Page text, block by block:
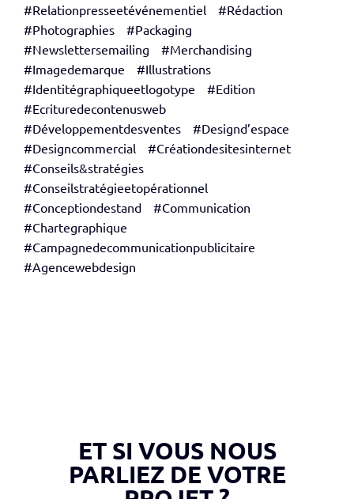
#Relationpresseetévénementiel
#Rédaction
#Photographies
#Packaging
#Newslettersemailing
#Merchandising
#Imagedemarque
#Illustrations
#Identitégraphiqueetlogotype
#Edition
#Ecrituredecontenusweb
#Développementdesventes
#Designd’espace
#Designcommercial
#Créationdesitesinternet
#Conseils&stratégies
#Conseilstratégieetopérationnel
#Conceptiondestand
#Communication
#Chartegraphique
#Campagnedecommunicationpublicitaire
#Agencewebdesign
ET SI VOUS NOUS
PARLIEZ DE VOTRE